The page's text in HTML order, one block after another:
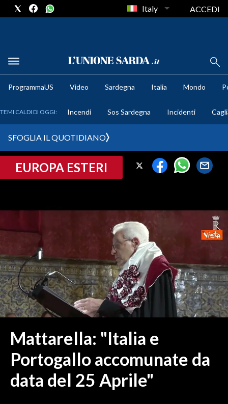
METEO
CRONACA SARDEGNA
MEDIO CAMPIDANO
ORISTANO E PROVINCIA
SASSARI E PROVINCIA
GALLURA
NUORO E PROVINCIA
OGLIASTRA
ITALIA
MONDO
Italy ACCEDI
ProgrammaUS Video Sardegna Italia Mondo
TEMI CALDI DI OGGI: Incendi Sos Sardegna Incidenti
SFOGLIA IL QUOTIDIANO
EUROPA ESTERI
Mattarella: "Italia e
Portogallo accomunate da
data del 25 Aprile"